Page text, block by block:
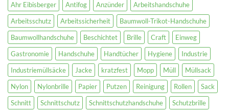
Ahr Eibisberger Antifog Anzünder
Arbeitshandschuhe
Arbeitsschutz
Arbeitssicherheit
Baumwoll-Trikot-Handschuhe
Baumwollhandschuhe
Beschichtet Brille Craft
Einweg
Gastronomie
Handschuhe Handtücher Hygiene
Industrie
Industriemüllsäcke
Jacke kratzfest Mopp Müll
Müllsack
Nylon
Nylonbrille Papier Putzen Reinigung Rollen
Sack
Schnitt
Schnittschutz Schnittschutzhandschuhe
Schutzbrille